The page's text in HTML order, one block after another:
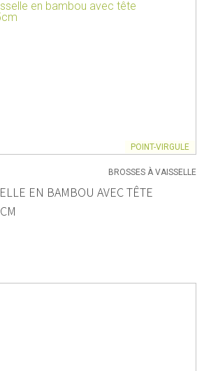
POINT-VIRGULE
BROSSES À VAISSELLE
EN BAMBOU AVEC TÊTE